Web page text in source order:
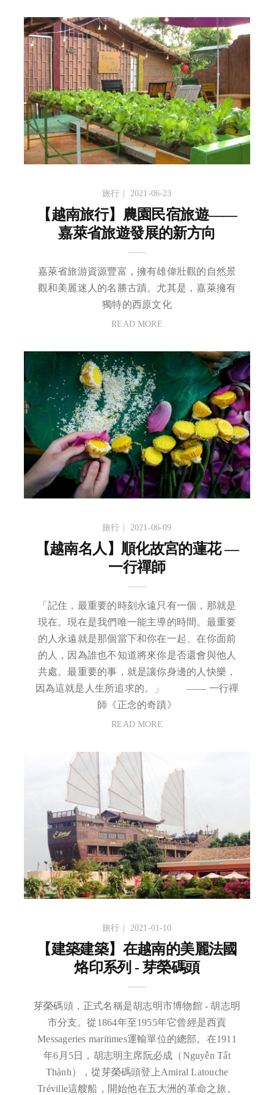
旅行 2021-06-23
【越南旅行】農園民宿旅遊——
嘉萊省旅遊發展的新方向
嘉萊省旅游資源豐富，擁有雄偉壯觀的自然景
觀和美麗迷人的名勝古蹟。尤其是，嘉萊擁有
獨特的西原文化
READ MORE
旅行 2021-06-09
【越南名人】順化故宮的蓮花 —
一行禪師
「記住，最重要的時刻永遠只有一個，那就是
現在。現在是我們唯一能主導的時間。最重要
的人永遠就是那個當下和你在一起、在你面前
的人，因為誰也不知道將來你是否還會與他人
共處。最重要的事，就是讓你身邊的人快樂，
因為這就是人生所追求的。」 ​​​​ —— 一行禪
師《正念的奇蹟》
READ MORE
旅行 2021-01-10
【建築建築】在越南的美麗法國
烙印系列 - 芽榮碼頭
芽榮碼頭，正式名稱是胡志明市博物館 - 胡志明
市分支。從1864年至1955年它曾經是西貢
Messageries maritimes運輸單位的總部。在1911
年6月5日，胡志明主席阮必成（Nguyễn Tất
Thành），從芽榮碼頭登上Amiral Latouche
Tréville這艘船，開始他在五大洲的革命之旅。